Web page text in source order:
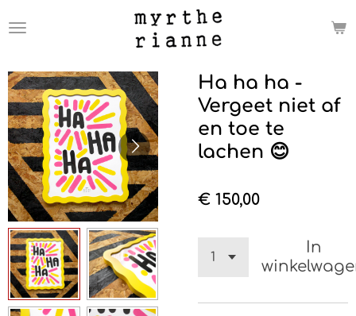
direct
de
hoofdinhoud
Ha ha ha -
Vergeet niet af
en toe te
lachen 😊
€ 150,00
In